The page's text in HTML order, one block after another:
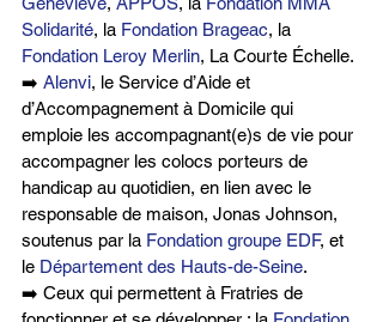
Solidarité, la Fondation Brageac, la
Fondation Leroy Merlin, La Courte Échelle.
➡️ Alenvi, le Service d’Aide et
d’Accompagnement à Domicile qui
emploie les accompagnant(e)s de vie pour
accompagner les colocs porteurs de
handicap au quotidien, en lien avec le
responsable de maison, Jonas Johnson,
soutenus par la Fondation groupe EDF, et
le Département des Hauts-de-Seine.
➡️ Ceux qui permettent à Fratries de